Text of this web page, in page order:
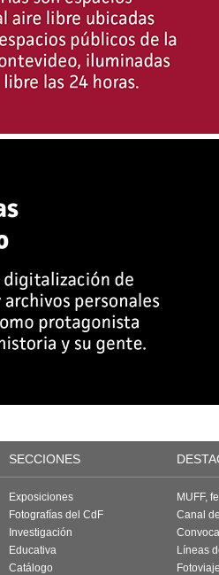
SECCIONES
Exposiciones
Fotografías del CdF
Investigación
Educativa
Catálogo
MUFF,
Canal
Líneas